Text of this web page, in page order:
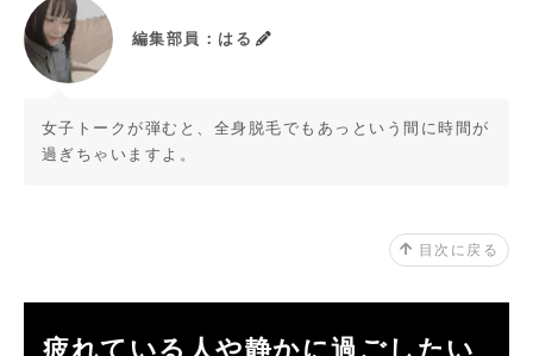
編集部員：はる
女子トークが弾むと、全身脱毛でもあっという間に時間が
過ぎちゃいますよ。
目次に戻る
疲れている人や静かに過ごしたい